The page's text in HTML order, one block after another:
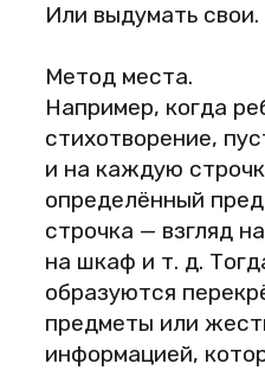
Или выдумать свои.
Метод места.
Например, когда
стихотворение,
и на каждую
определённый
строчка — взгляд
на шкаф и т. д.
образуются
предметы или
информацией,